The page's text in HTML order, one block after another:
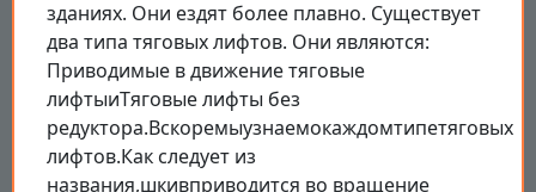
зданиях. Они ездят более плавно. Существует
два типа тяговых лифтов. Они являются:
Приводимые в движение тяговые
лифтыиТяговые лифты без
редуктора.Вскоремыузнаемокаждомтипетяговых
лифтов.Как следует из
названия,шкивприводится во вращение